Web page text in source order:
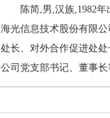
陈简,男,汉族,1982
海光信息技术股份有限
处长、对外合作促进处
公司党支部书记、董事